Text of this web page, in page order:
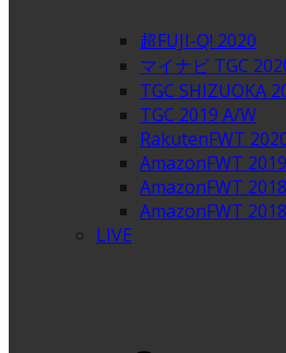
超FUJI-Q! 2020
マイナビ TGC
TGC SHIZUOKA
TGC 2019 A/W
RakutenFWT
AmazonFWT
AmazonFWT
AmazonFWT
LIVE